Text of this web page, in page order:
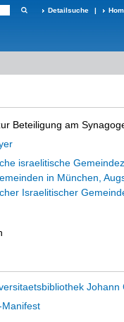
Detailsuche |
Beteiligung am
israelitische
in München,
Israelitischer
Manifest